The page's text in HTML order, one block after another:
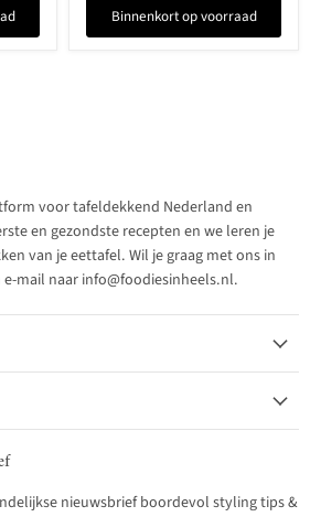
Binnenkort op voorraad
voor tafeldekkend Nederland en
en gezondste recepten en we leren je
van je eettafel. Wil je graag met ons in
mail naar info@foodiesinheels.nl.
nieuwsbrief boordevol styling tips &